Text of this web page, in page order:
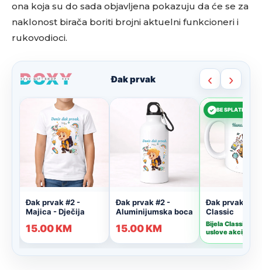
ona koja su do sada objavljena pokazuju da će se za
naklonost birača boriti brojni aktuelni funkcioneri i
rukovodioci.